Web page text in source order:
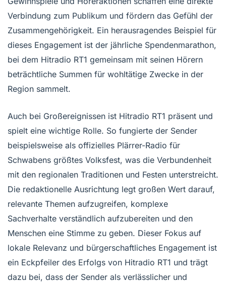
Verbindung zum Publikum und fördern das Gefühl der
Zusammengehörigkeit. Ein herausragendes Beispiel für
dieses Engagement ist der jährliche Spendenmarathon,
bei dem Hitradio RT1 gemeinsam mit seinen Hörern
beträchtliche Summen für wohltätige Zwecke in der
Region sammelt.
Auch bei Großereignissen ist Hitradio RT1 präsent und
spielt eine wichtige Rolle. So fungierte der Sender
beispielsweise als offizielles Plärrer-Radio für
Schwabens größtes Volksfest, was die Verbundenheit
mit den regionalen Traditionen und Festen unterstreicht.
Die redaktionelle Ausrichtung legt großen Wert darauf,
relevante Themen aufzugreifen, komplexe
Sachverhalte verständlich aufzubereiten und den
Menschen eine Stimme zu geben. Dieser Fokus auf
lokale Relevanz und bürgerschaftliches Engagement ist
ein Eckpfeiler des Erfolgs von Hitradio RT1 und trägt
dazu bei, dass der Sender als verlässlicher und